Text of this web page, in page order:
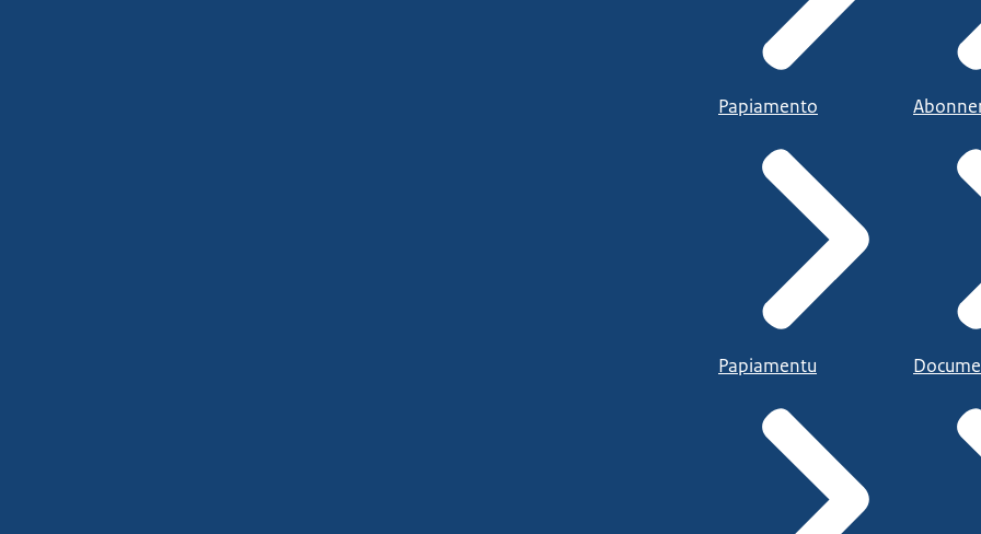
Papiamento
Papiamentu